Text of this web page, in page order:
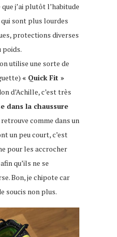
j’ai plutôt l’habitude
sont plus lourdes
protections diverses
poids.
utilise une sorte de
« Quick Fit »
d’Achille, c’est très
dans la chaussure
comme dans un
un peu court, c’est
pour les accrocher
qu’ils ne se
Bon, je chipote car
soucis non plus.